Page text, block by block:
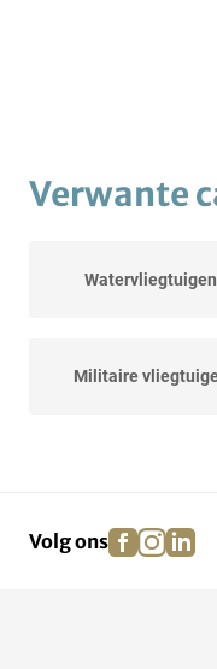
Verwante
Watervliegtuigen
Militaire
Volg ons facebook